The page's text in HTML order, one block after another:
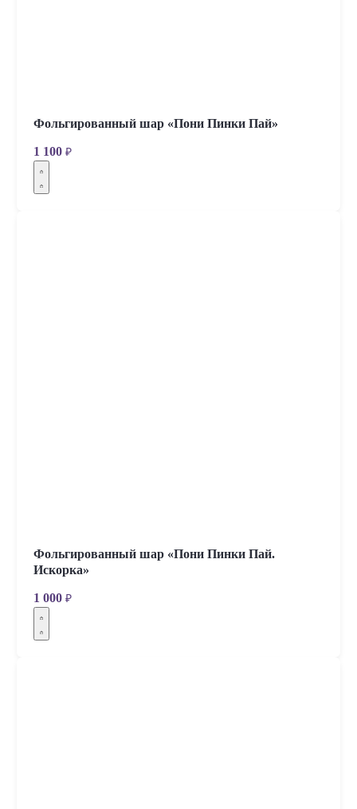
Фольгированный шар «Пони Пинки Пай»
1 100 ₽
Фольгированный шар «Пони Пинки Пай.
Искорка»
1 000 ₽